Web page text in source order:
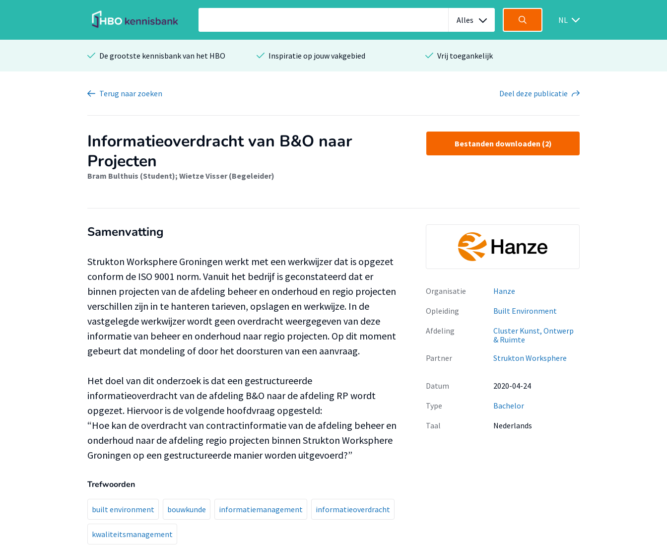
Alles NL
De grootste kennisbank van het HBO Inspiratie op jouw vakgebied Vrij toegankelijk
Terug naar zoeken Deel deze publicatie
Informatieoverdracht van B&O naar
Projecten
Bram Bulthuis (Student); Wietze Visser (Begeleider)
Bestanden downloaden (2)
Samenvatting
Strukton Worksphere Groningen werkt met een werkwijzer dat is opgezet
conform de ISO 9001 norm. Vanuit het bedrijf is geconstateerd dat er
binnen projecten van de afdeling beheer en onderhoud en regio projecten
verschillen zijn in te hanteren tarieven, opslagen en werkwijze. In de
vastgelegde werkwijzer wordt geen overdracht weergegeven van deze
informatie van beheer en onderhoud naar regio projecten. Op dit moment
gebeurt dat mondeling of door het doorsturen van een aanvraag.
Het doel van dit onderzoek is dat een gestructureerde
informatieoverdracht van de afdeling B&O naar de afdeling RP wordt
opgezet. Hiervoor is de volgende hoofdvraag opgesteld:
“Hoe kan de overdracht van contractinformatie van de afdeling beheer en
onderhoud naar de afdeling regio projecten binnen Strukton Worksphere
Groningen op een gestructureerde manier worden uitgevoerd?”
Trefwoorden
built environment bouwkunde informatiemanagement informatieoverdracht
kwaliteitsmanagement
Organisatie
Hanze
Opleiding
Built Environment
Afdeling
Cluster Kunst, Ontwerp
& Ruimte
Partner
Strukton Worksphere
Datum
2020-04-24
Type
Bachelor
Taal
Nederlands